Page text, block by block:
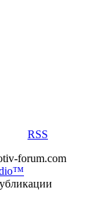
RSS
forum.com